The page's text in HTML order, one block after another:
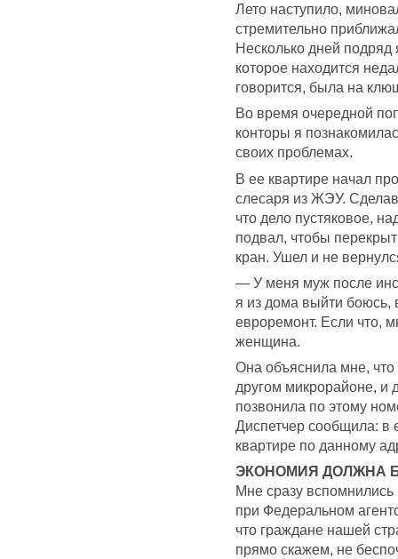
Лето наступило,
стремительно
Несколько дней
которое находится
говорится, была на
Во время очередной
конторы я
своих проблемах.
В ее квартире начал
слесаря из ЖЭУ.
что дело пустяковое,
подвал, чтобы
кран. Ушел и не
— У меня муж после
я из дома выйти боюсь,
евроремонт. Если что,
женщина.
Она объяснила мне,
другом микрорайоне, и
позвонила по этому
Диспетчер сообщила: в
квартире по данному
ЭКОНОМИЯ ДОЛЖНА
Мне сразу
при Федеральном
что граждане нашей
прямо скажем, не